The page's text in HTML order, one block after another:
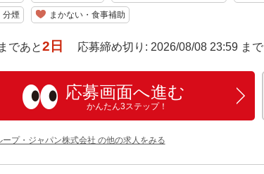
分煙 まかない・食事補助
であと2日 応募締め切り: 2026/08/08 23:59 まで
応募画面へ進む
かんたん3ステップ！
ープ・ジャパン株式会社 の他の求人をみる